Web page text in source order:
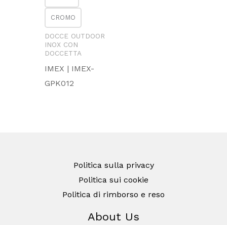
CROMO
DOCCE OUTDOOR
INOX CON
DOCCETTA
IMEX | IMEX-
GPK012
Politica sulla privacy
Politica sui cookie
Politica di rimborso e reso
About Us